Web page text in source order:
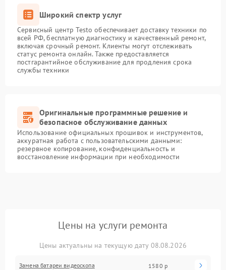
Широкий спектр услуг
Сервисный центр Testo обеспечивает доставку техники по
всей РФ, бесплатную диагностику и качественный ремонт,
включая срочный ремонт. Клиенты могут отслеживать
статус ремонта онлайн. Также предоставляется
постгарантийное обслуживание для продления срока
службы техники
Оригинальные программные решение и
безопасное обслуживание данных
Использование официальных прошивок и инструментов,
аккуратная работа с пользовательскими данными:
резервное копирование, конфиденциальность и
восстановление информации при необходимости
Цены на услуги ремонта
Цены актуальны на текущую дату 08.08.2026
Замена батареи видеоскопа 1580 р